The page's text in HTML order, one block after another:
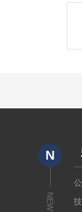
N
NEWS